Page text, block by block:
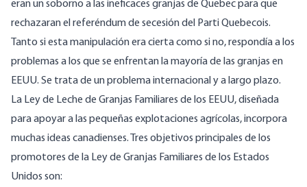
eran un soborno a las ineficaces granjas de Quebec para que
rechazaran el referéndum de secesión del Parti Quebecois.
Tanto si esta manipulación era cierta como si no, respondía a los
problemas a los que se enfrentan la mayoría de las granjas en
EEUU. Se trata de un problema internacional y a largo plazo.
La Ley de Leche de Granjas Familiares de los EEUU, diseñada
para apoyar a las pequeñas explotaciones agrícolas, incorpora
muchas ideas canadienses. Tres objetivos principales de los
promotores de la Ley de Granjas Familiares de los Estados
Unidos son: